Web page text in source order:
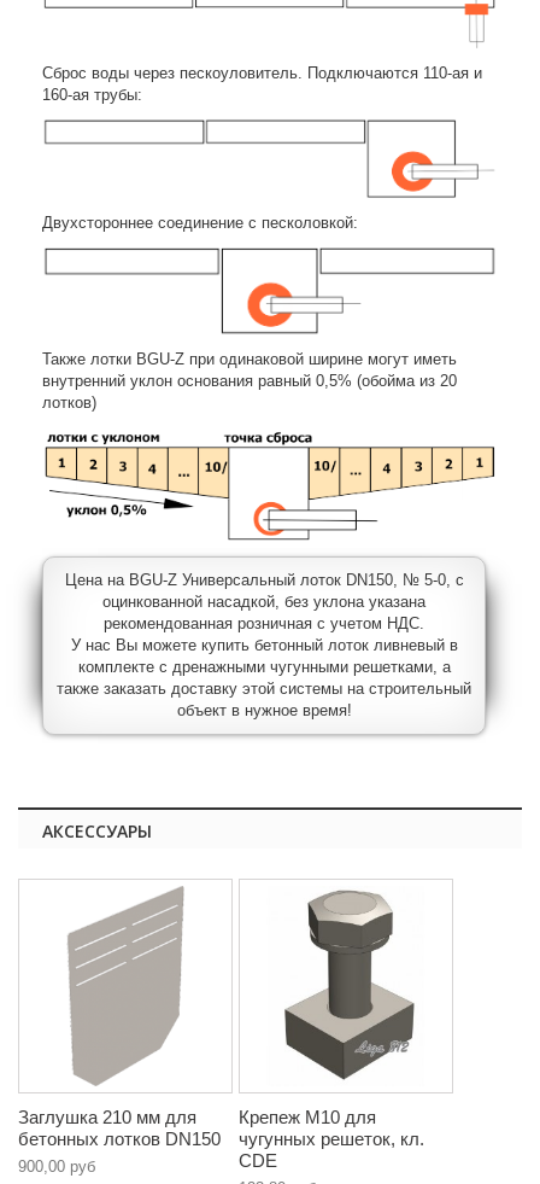
Сброс воды через пескоуловитель. Подключаются 110-ая и
160-ая трубы:
Двухстороннее соединение с песколовкой:
Также лотки BGU-Z при одинаковой ширине могут иметь
внутренний уклон основания равный 0,5% (обойма из 20
лотков)
Цена на BGU-Z Универсальный лоток DN150, № 5-0, с
оцинкованной насадкой, без уклона указана
рекомендованная розничная с учетом НДС.
У нас Вы можете купить бетонный лоток ливневый в
комплекте с дренажными чугунными решетками, а
также заказать доставку этой системы на строительный
объект в нужное время!
АКСЕССУАРЫ
Заглушка 210 мм для
бетонных лотков DN150
900,00 руб
Крепеж М10 для
чугунных решеток, кл.
CDE